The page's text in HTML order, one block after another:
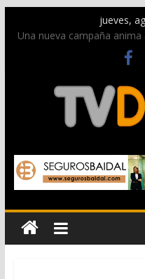
jueves,
Una nueva campaña
Paco Adsuar dona al Arxiu
de la memoria visual de la
La Entraeta Festera llena
Campo con la recepción a
El XII Festival de Jazz de
figuras nacionales e
Torrecremada
Los Moros y Cristianos
dan inicio a las fiestas en